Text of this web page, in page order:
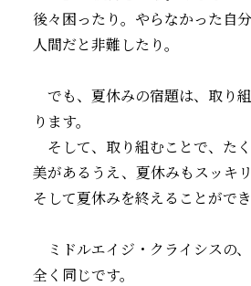
後々困ったり。やらなかった自
人間だと非難したり。
でも、夏休みの宿題は、取り
ります。
そして、取り組むことで、た
美があるうえ、夏休みもスッキ
そして夏休みを終えることができ
ミドルエイジ・クライシスの
全く同じです。